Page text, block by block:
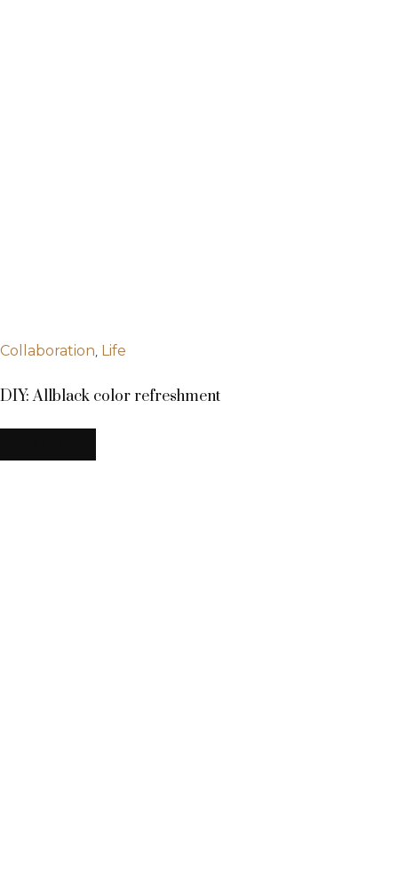
Collaboration, Life
DIY: Allblack color refreshment